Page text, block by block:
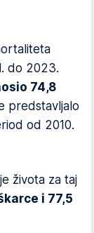
do 2023.
74,8
predstavljalo
od 2010.
života za taj
i 77,5